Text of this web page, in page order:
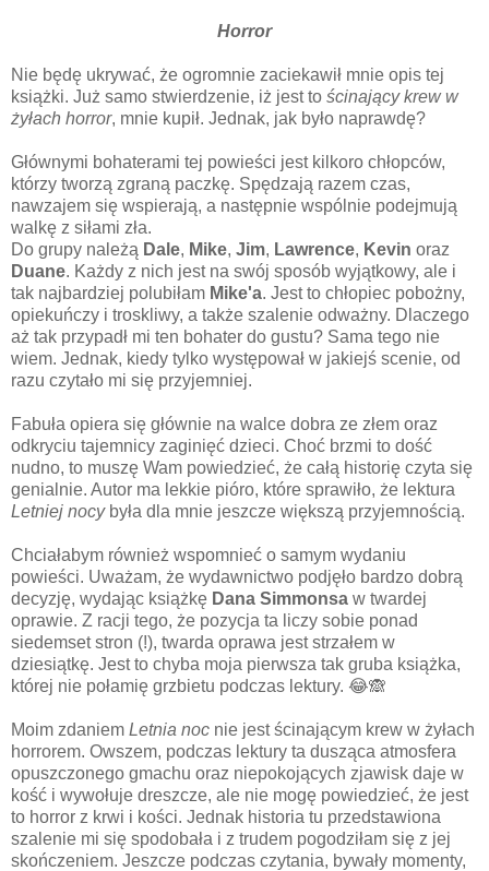
Horror
Nie będę ukrywać, że ogromnie zaciekawił mnie opis tej
książki. Już samo stwierdzenie, iż jest to ścinający krew w
żyłach horror, mnie kupił. Jednak, jak było naprawdę?
Głównymi bohaterami tej powieści jest kilkoro chłopców,
którzy tworzą zgraną paczkę. Spędzają razem czas,
nawzajem się wspierają, a następnie wspólnie podejmują
walkę z siłami zła.
Do grupy należą Dale, Mike, Jim, Lawrence, Kevin oraz
Duane. Każdy z nich jest na swój sposób wyjątkowy, ale i
tak najbardziej polubiłam Mike'a. Jest to chłopiec pobożny,
opiekuńczy i troskliwy, a także szalenie odważny. Dlaczego
aż tak przypadł mi ten bohater do gustu? Sama tego nie
wiem. Jednak, kiedy tylko występował w jakiejś scenie, od
razu czytało mi się przyjemniej.
Fabuła opiera się głównie na walce dobra ze złem oraz
odkryciu tajemnicy zaginięć dzieci. Choć brzmi to dość
nudno, to muszę Wam powiedzieć, że całą historię czyta się
genialnie. Autor ma lekkie pióro, które sprawiło, że lektura
Letniej nocybyła dla mnie jeszcze większą przyjemnością.
Chciałabym również wspomnieć o samym wydaniu
powieści. Uważam, że wydawnictwo podjęło bardzo dobrą
decyzję, wydając książkę Dana Simmonsa w twardej
oprawie. Z racji tego, że pozycja ta liczy sobie ponad
siedemset stron (!), twarda oprawa jest strzałem w
dziesiątkę. Jest to chyba moja pierwsza tak gruba książka,
której nie połamię grzbietu podczas lektury. 😂🙈
Moim zdaniem Letnia noc nie jest ścinającym krew w żyłach
horrorem. Owszem, podczas lektury ta dusząca atmosfera
opuszczonego gmachu oraz niepokojących zjawisk daje w
kość i wywołuje dreszcze, ale nie mogę powiedzieć, że jest
to horror z krwi i kości. Jednak historia tu przedstawiona
szalenie mi się spodobała i z trudem pogodziłam się z jej
skończeniem. Jeszcze podczas czytania, bywały momenty,